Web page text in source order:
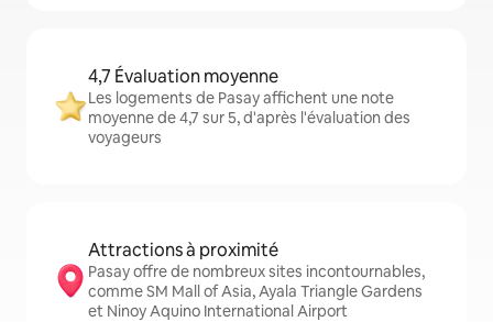
4,7 Évaluation moyenne
Les logements de Pasay affichent une note
moyenne de 4,7 sur 5, d'après l'évaluation des
voyageurs
Attractions à proximité
Pasay offre de nombreux sites incontournables,
comme SM Mall of Asia, Ayala Triangle Gardens
et Ninoy Aquino International Airport